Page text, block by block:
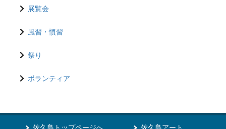
展覧会
風習・慣習
祭り
ボランティア